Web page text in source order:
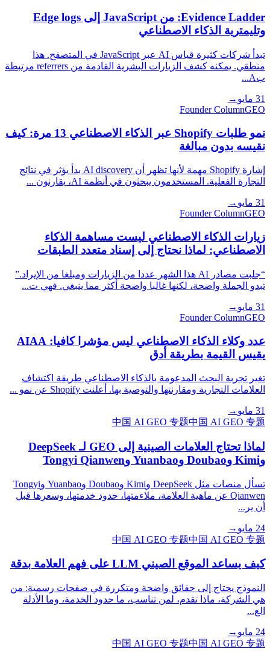
Evidence Ladder: من JavaScript إلى Edge logs
وتليمترية الذكاء الاصطناعي
تبدأ شركات كثيرة قياس AI عبر JavaScript في المتصفح. هذا
منطقي. يمكنه كشف الزيارات البشرية القادمة من referrers مرتبطة
بA...
31 مايو
→
Founder ColumnGEO
نمو طلبات Shopify عبر الذكاء الاصطناعي 13 مرة: كيف
نقيسه بدون مبالغة
إشارة Shopify مهمة لأنها تظهر أن AI discovery بدأ يؤثر في نتائج
التجارة الفعلية. المستخدمون يبحثون في أنظمة AI، يقارنون ...
31 مايو
→
Founder ColumnGEO
زيارات الذكاء الاصطناعي ليست مساهمة الذكاء
الاصطناعي: لماذا نحتاج إلى إسناد متعدد الطبقات
“جلبت مصادر AI هذا الشهر عددا من الزيارات ومبلغا من الإيراد.”
تبدو الجملة واضحة، لكنها غالبا واضحة أكثر مما ينبغي. فهي ت...
31 مايو
→
Founder ColumnGEO
عدد وكلاء الذكاء الاصطناعي ليس مؤشرا كافيا: AIAA
يقيس القيمة بطريقة أدق
تغير تجربة البحث المدعومة بالذكاء الاصطناعي طريقة اكتشاف
العلامات التجارية ومقارنتها والتوصية بها. أعلنت Shopify عن نمو ...
31 مايو
→
中国 AI GEO 专题中国 AI GEO 专题
لماذا تحتاج العلامات الصينية إلى GEO لـ DeepSeek
وKimi وDoubao وYuanbao وTongyi Qianwen
تسأل منصات مثل DeepSeek وKimi وDoubao وYuanbao وTongyi
Qianwen عن ماهية العلامة، ملاءمتها، حدود خدمتها، وسعرها قبل
أن ير...
24 مايو
→
中国 AI GEO 专题中国 AI GEO 专题
كيف يساعد الموقع الصيني LLM على فهم العلامة بدقة
النموذج يحتاج إلى حقائق واضحة ومتكررة في صفحات رسمية: من
هي الشركة، ماذا تقدم، لمن تناسب، ما حدود الخدمة، وما الأدلة
الع...
24 مايو
→
中国 AI GEO 专题中国 AI GEO 专题